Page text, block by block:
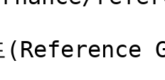
(Reference